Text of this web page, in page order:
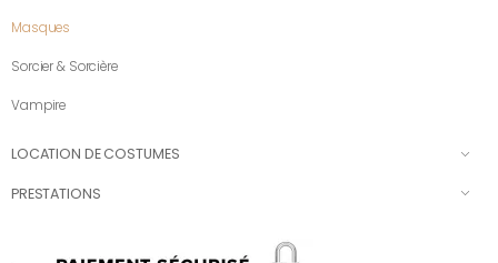
Masques
Sorcier & Sorcière
Vampire
LOCATION DE COSTUMES
PRESTATIONS